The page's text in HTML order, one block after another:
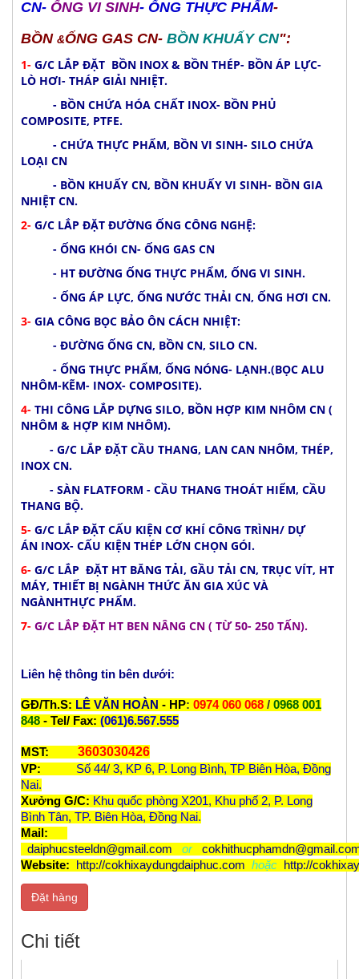
CN- ỐNG VI SINH- ỐNG THỰC PHẨM-
BỒN &ỐNG GAS CN- BỒN KHUẤY CN":
1- G/C LẮP ĐẶT BỒN INOX & BỒN THÉP- BỒN ÁP LỰC-
LÒ HƠI- THÁP GIẢI NHIỆT.
- BỒN CHỨA HÓA CHẤT INOX- BỒN PHỦ
COMPOSITE, PTFE.
- CHỨA THỰC PHẨM, BỒN VI SINH- SILO CHỨA
LOẠI CN
- BỒN KHUẤY CN, BỒN KHUẤY VI SINH- BỒN GIA
NHIỆT CN.
2- G/C LẮP ĐẶT ĐƯỜNG ỐNG CÔNG NGHỆ:
- ỐNG KHÓI CN- ỐNG GAS CN
- HT ĐƯỜNG ỐNG THỰC PHẨM, ỐNG VI SINH.
- ỐNG ÁP LỰC, ỐNG NƯỚC THẢI CN, ỐNG HƠI CN.
3- GIA CÔNG BỌC BẢO ÔN CÁCH NHIỆT:
- ĐƯỜNG ỐNG CN, BỒN CN, SILO CN.
- ỐNG THỰC PHẨM, ỐNG NÓNG- LẠNH.(BỌC ALU
NHÔM-KẼM- INOX- COMPOSITE).
4- THI CÔNG LẮP DỰNG SILO, BỒN HỢP KIM NHÔM CN (
NHÔM & HỢP KIM NHÔM).
- G/C LẮP ĐẶT CẦU THANG, LAN CAN NHÔM, THÉP,
INOX CN.
- SÀN FLATFORM - CẦU THANG THOÁT HIỂM, CẦU
THANG BỘ.
5- G/C LẮP ĐẶT CẤU KIỆN CƠ KHÍ CÔNG TRÌNH/ DỰ
ÁN INOX- CẤU KIỆN THÉP LỚN CHỌN GÓI.
6- G/C LẮP ĐẶT HT BĂNG TẢI, GẦU TẢI CN, TRỤC VÍT, HT
MÁY, THIẾT BỊ NGÀNH THỨC ĂN GIA XÚC VÀ
NGÀNHTHỰC PHẨM.
7- G/C LẮP ĐẶT HT BEN NÂNG CN ( TỪ 50- 250 TẤN).
Liên hệ thông tin bên dưới:
GĐ/Th.S: LÊ VĂN HOÀN - HP: 0974 060 068 / 0968 001
848 - Tel/ Fax: (061)6.567.555
MST: 3603030426
VP:
Số 44/ 3, KP 6, P. Long Bình, TP Biên Hòa, Đồng
Nai.
Xưởng G/C: Khu quốc phòng X201, Khu phố 2, P. Long
Bình Tân, TP. Biên Hòa, Đồng Nai.
Mail:
daiphucsteeldn@gmail.com
or
Website:
http://cokhixaydungdaiphuc.com hoặc http://
Đặt hàng
Chi tiết